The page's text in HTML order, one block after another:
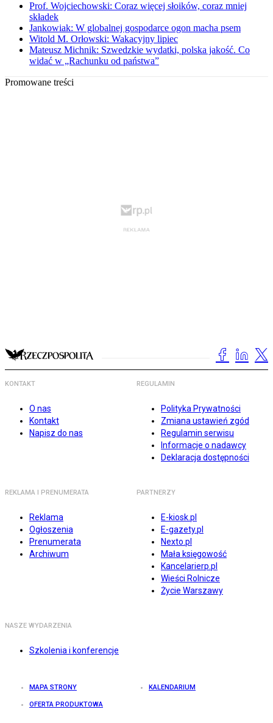
Prof. Wojciechowski: Coraz więcej słoików, coraz mniej
składek
Jankowiak: W globalnej gospodarce ogon macha psem
Witold M. Orłowski: Wakacyjny lipiec
Mateusz Michnik: Szwedzkie wydatki, polska jakość. Co
widać w „Rachunku od państwa”
Promowane treści
KONTAKT
O nas
Kontakt
Napisz do nas
REGULAMIN
Polityka Prywatności
Zmiana ustawień zgód
Regulamin serwisu
Informacje o nadawcy
Deklaracja dostępności
REKLAMA I PRENUMERATA
Reklama
Ogłoszenia
Prenumerata
Archiwum
PARTNERZY
E-kiosk.pl
E-gazety.pl
Nexto.pl
Mała księgowość
Kancelarierp.pl
Wieści Rolnicze
Życie Warszawy
NASZE WYDARZENIA
Szkolenia i konferencje
MAPA STRONY KALENDARIUM
OFERTA PRODUKTOWA